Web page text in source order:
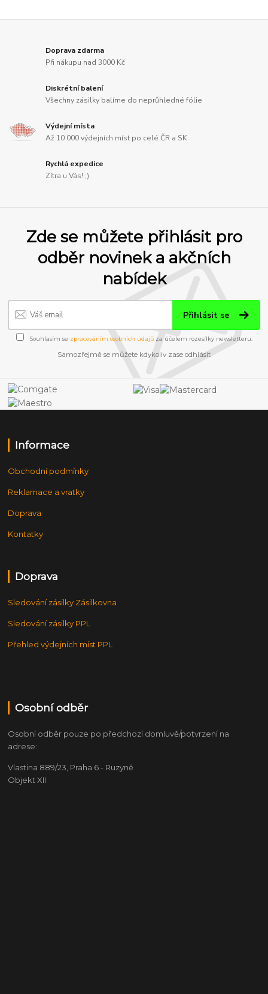
Doprava zdarma
Při nákupu nad 3000 Kč
Diskrétní balení
Všechny zásilky balíme do neprůhledné fólie
Výdejní místa
Až 10 000 výdejních míst po celé ČR a SK
Rychlá expedice
Zítra u Vás! ;)
Zde se můžete přihlásit pro
odběr novinek a akčních
nabídek
Přihlásit se
Souhlasím se zpracováním osobních údajůza účelem rozesílky newsletteru.
Samozřejmě se můžete kdykoliv zase odhlásit
Informace
Obchodní podmínky
Reklamace a vratky
Doprava
Kontatky
Doprava
Sledování zásilky Zásilkovna
Sledování zásilky PPL
Přehled výdejních míst PPL
Osobní odběr
Osobní odběr pouze po předchozí domluvě/potvrzení na
adrese:
Vlastina 889/23, Praha 6 - Ruzyně
Objekt XII